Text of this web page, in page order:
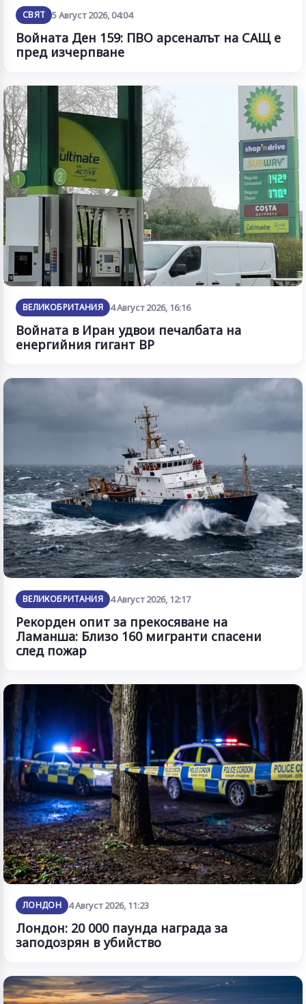
СВЯТ 5 Август 2026, 04:04
Войната Ден 159: ПВО арсеналът на САЩ е
пред изчерпване
ВЕЛИКОБРИТАНИЯ 4 Август 2026, 16:16
Войната в Иран удвои печалбата на
енергийния гигант BP
ВЕЛИКОБРИТАНИЯ 4 Август 2026, 12:17
Рекорден опит за прекосяване на
Ламанша: Близо 160 мигранти спасени
след пожар
ЛОНДОН 4 Август 2026, 11:23
Лондон: 20 000 паунда награда за
заподозрян в убийство